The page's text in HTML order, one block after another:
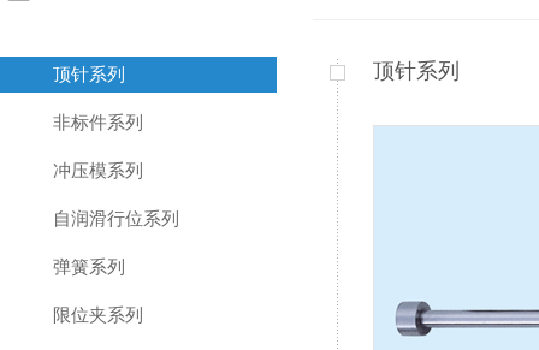
顶针系列
非标件系列
冲压模系列
自润滑行位系列
弹簧系列
限位夹系列
顶针系列